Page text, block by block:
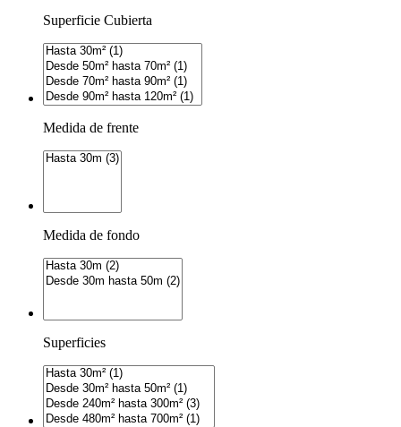
Superficie Cubierta
Medida de frente
Medida de fondo
Superficies